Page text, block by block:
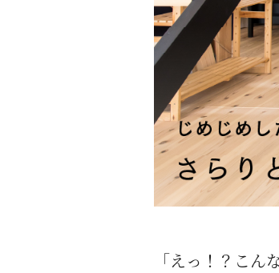
「えっ！？こん